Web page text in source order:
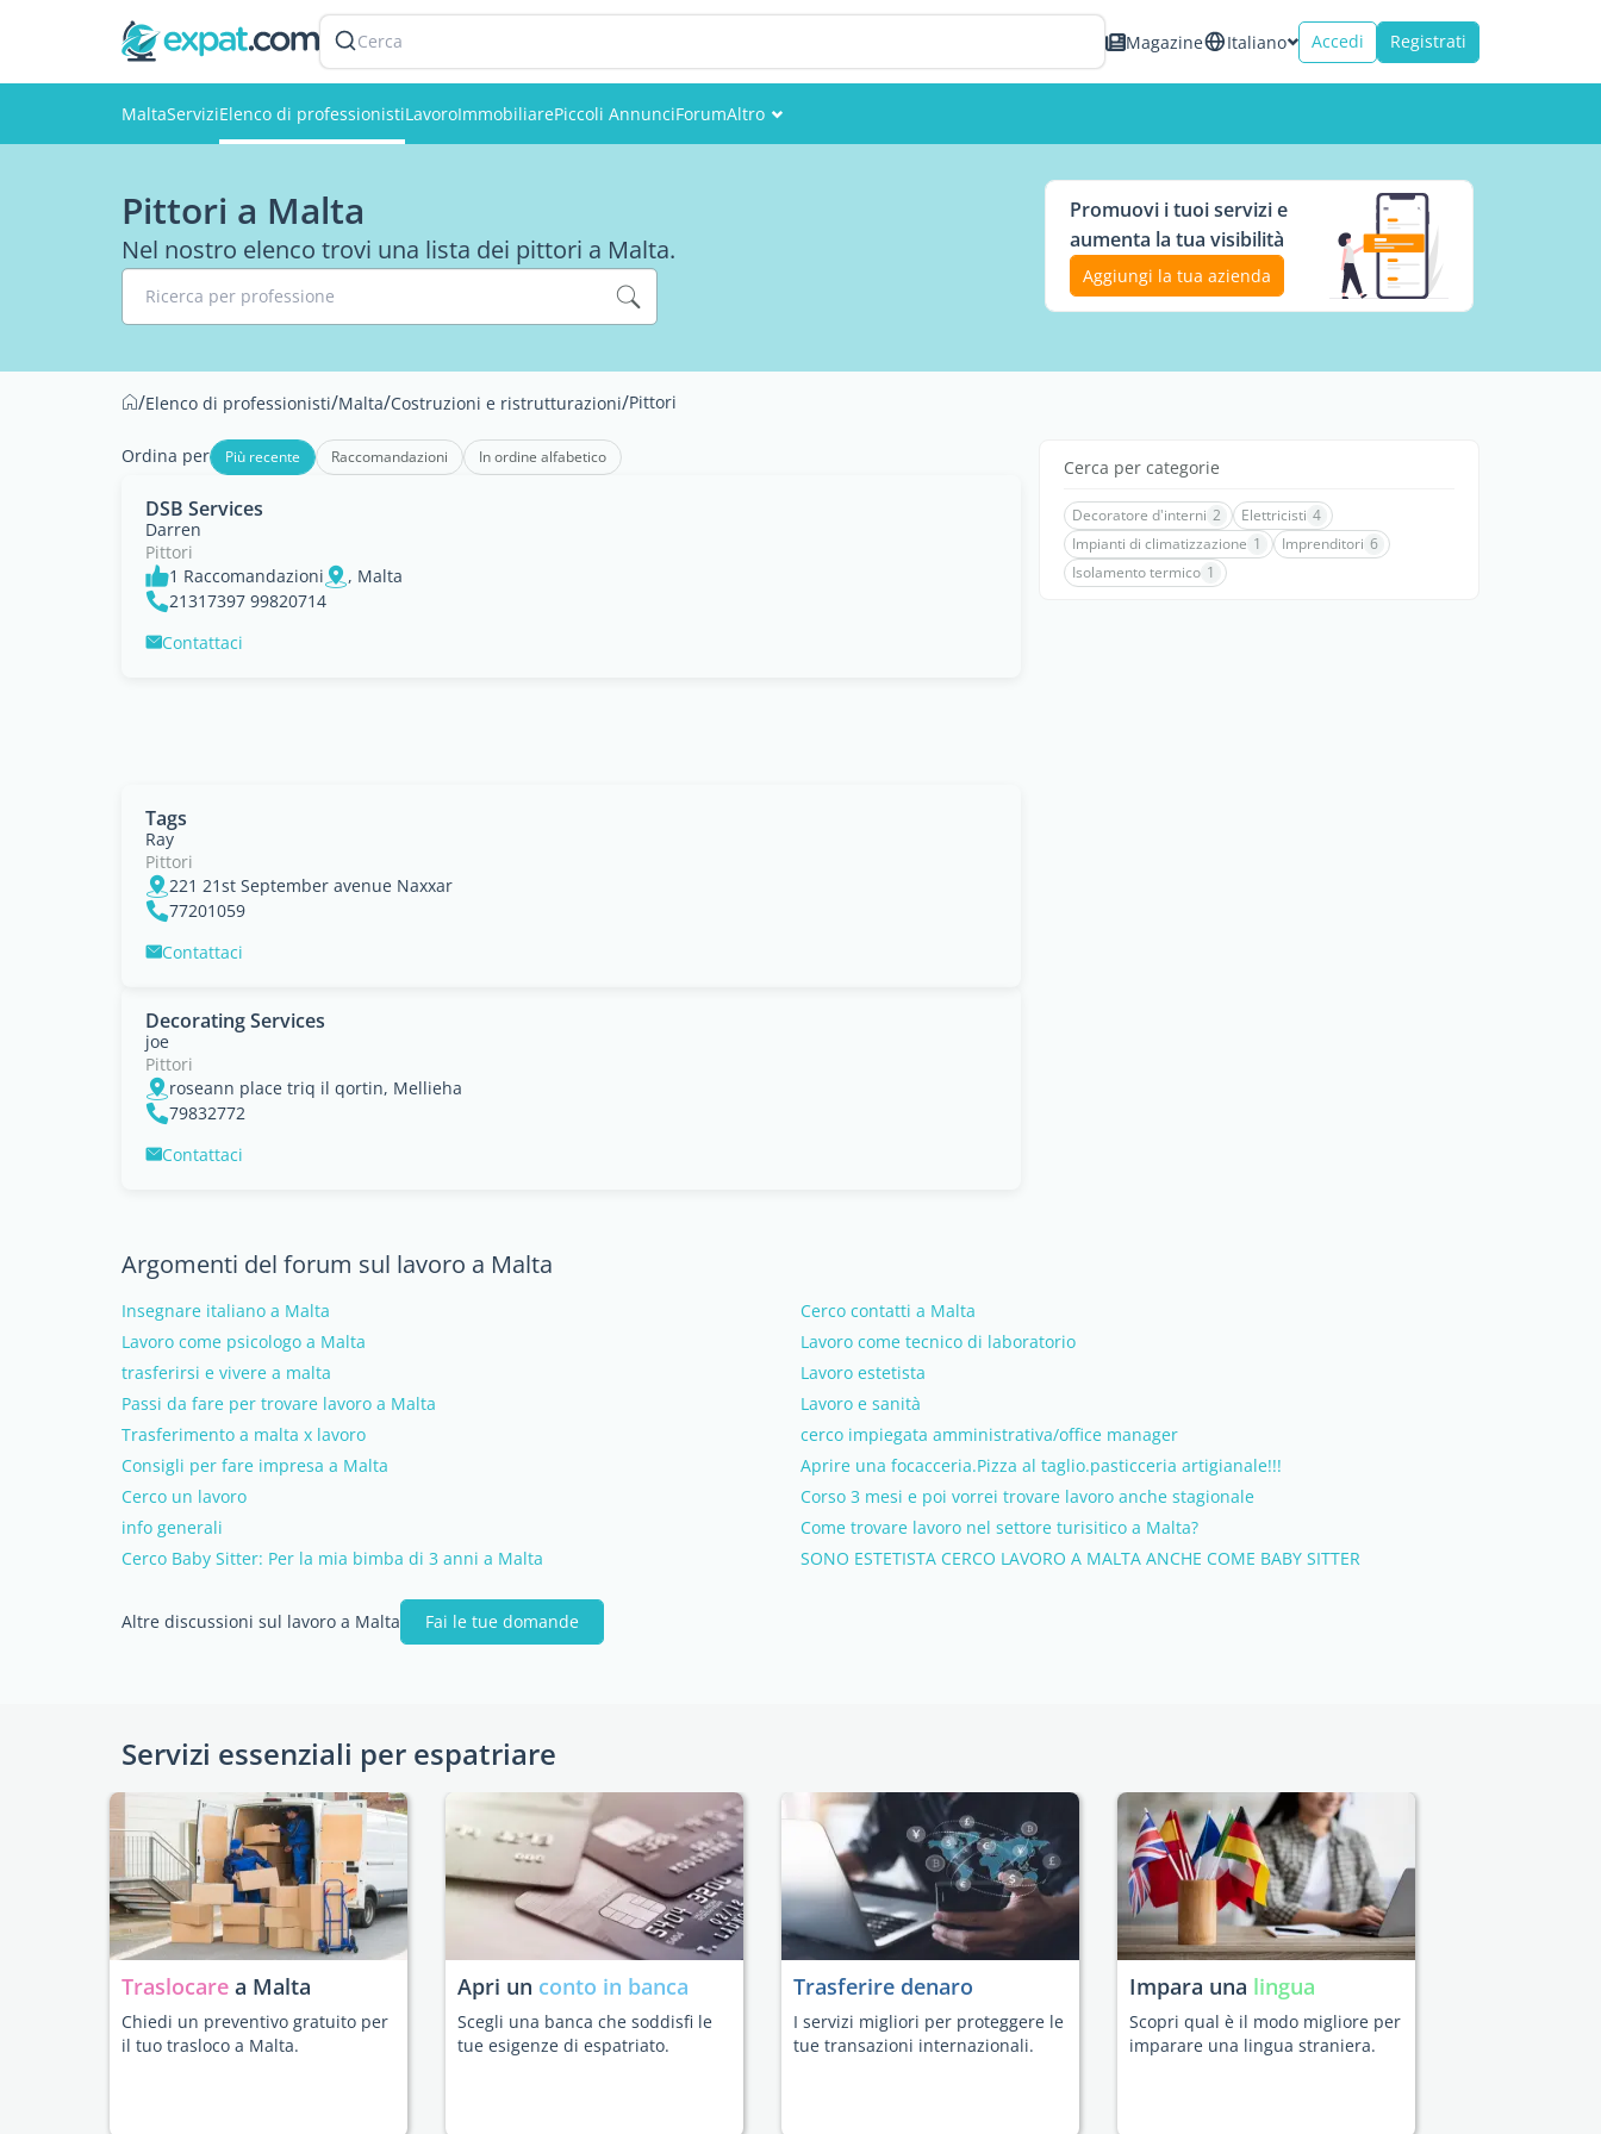
Cerca Magazine Italiano Accedi Registrati
MaltaServiziElenco di professionistiLavoroImmobiliarePiccoli AnnunciForumAltro
Pittori a Malta
Nel nostro elenco trovi una lista dei pittori a Malta.
Ricerca per professione
Promuovi i tuoi servizi e
aumenta la tua visibilità
Aggiungi la tua azienda
/Elenco di professionisti/Malta/Costruzioni e ristrutturazioni/Pittori
Ordina per Più recente Raccomandazioni In ordine alfabetico
DSB Services
Darren
Pittori
1 Raccomandazioni
, Malta
21317397 99820714
Contattaci
Tags
Ray
Pittori
221 21st September avenue Naxxar
77201059
Contattaci
Decorating Services
joe
Pittori
roseann place triq il qortin, Mellieha
79832772
Contattaci
Cerca per categorie
Decoratore d'interni 2 Elettricisti 4
Impianti di climatizzazione 1 Imprenditori 6
Isolamento termico 1
Argomenti del forum sul lavoro a Malta
Insegnare italiano a Malta
Cerco contatti a Malta
Lavoro come psicologo a Malta
Lavoro come tecnico di laboratorio
trasferirsi e vivere a malta
Lavoro estetista
Passi da fare per trovare lavoro a Malta
Lavoro e sanità
Trasferimento a malta x lavoro
cerco impiegata amministrativa/office manager
Consigli per fare impresa a Malta
Aprire una focacceria.Pizza al taglio.pasticceria artigianale!!!
Cerco un lavoro
Corso 3 mesi e poi vorrei trovare lavoro anche stagionale
info generali
Come trovare lavoro nel settore turisitico a Malta?
Cerco Baby Sitter: Per la mia bimba di 3 anni a Malta
SONO ESTETISTA CERCO LAVORO A MALTA ANCHE COME BABY SITTER
Altre discussioni sul lavoro a Malta Fai le tue domande
Servizi essenziali per espatriare
Traslocare a Malta
Chiedi un preventivo gratuito per
il tuo trasloco a Malta.
Apri un conto in banca
Scegli una banca che soddisfi le
tue esigenze di espatriato.
Trasferire denaro
I servizi migliori per proteggere le
tue transazioni internazionali.
Impara una lingua
Scopri qual è il modo migliore per
imparare una lingua straniera.